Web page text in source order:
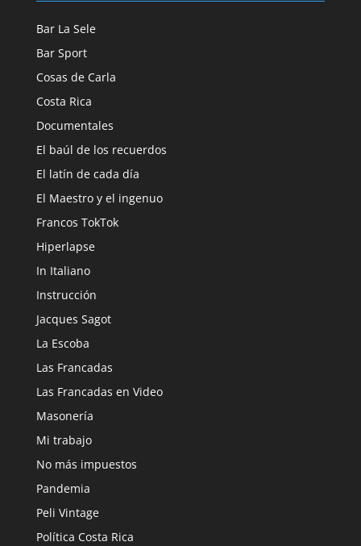
Bar La Sele
Bar Sport
Cosas de Carla
Costa Rica
Documentales
El baúl de los recuerdos
El latín de cada día
El Maestro y el ingenuo
Francos TokTok
Hiperlapse
In Italiano
Instrucción
Jacques Sagot
La Escoba
Las Francadas
Las Francadas en Video
Masonería
Mi trabajo
No más impuestos
Pandemia
Peli Vintage
Política Costa Rica